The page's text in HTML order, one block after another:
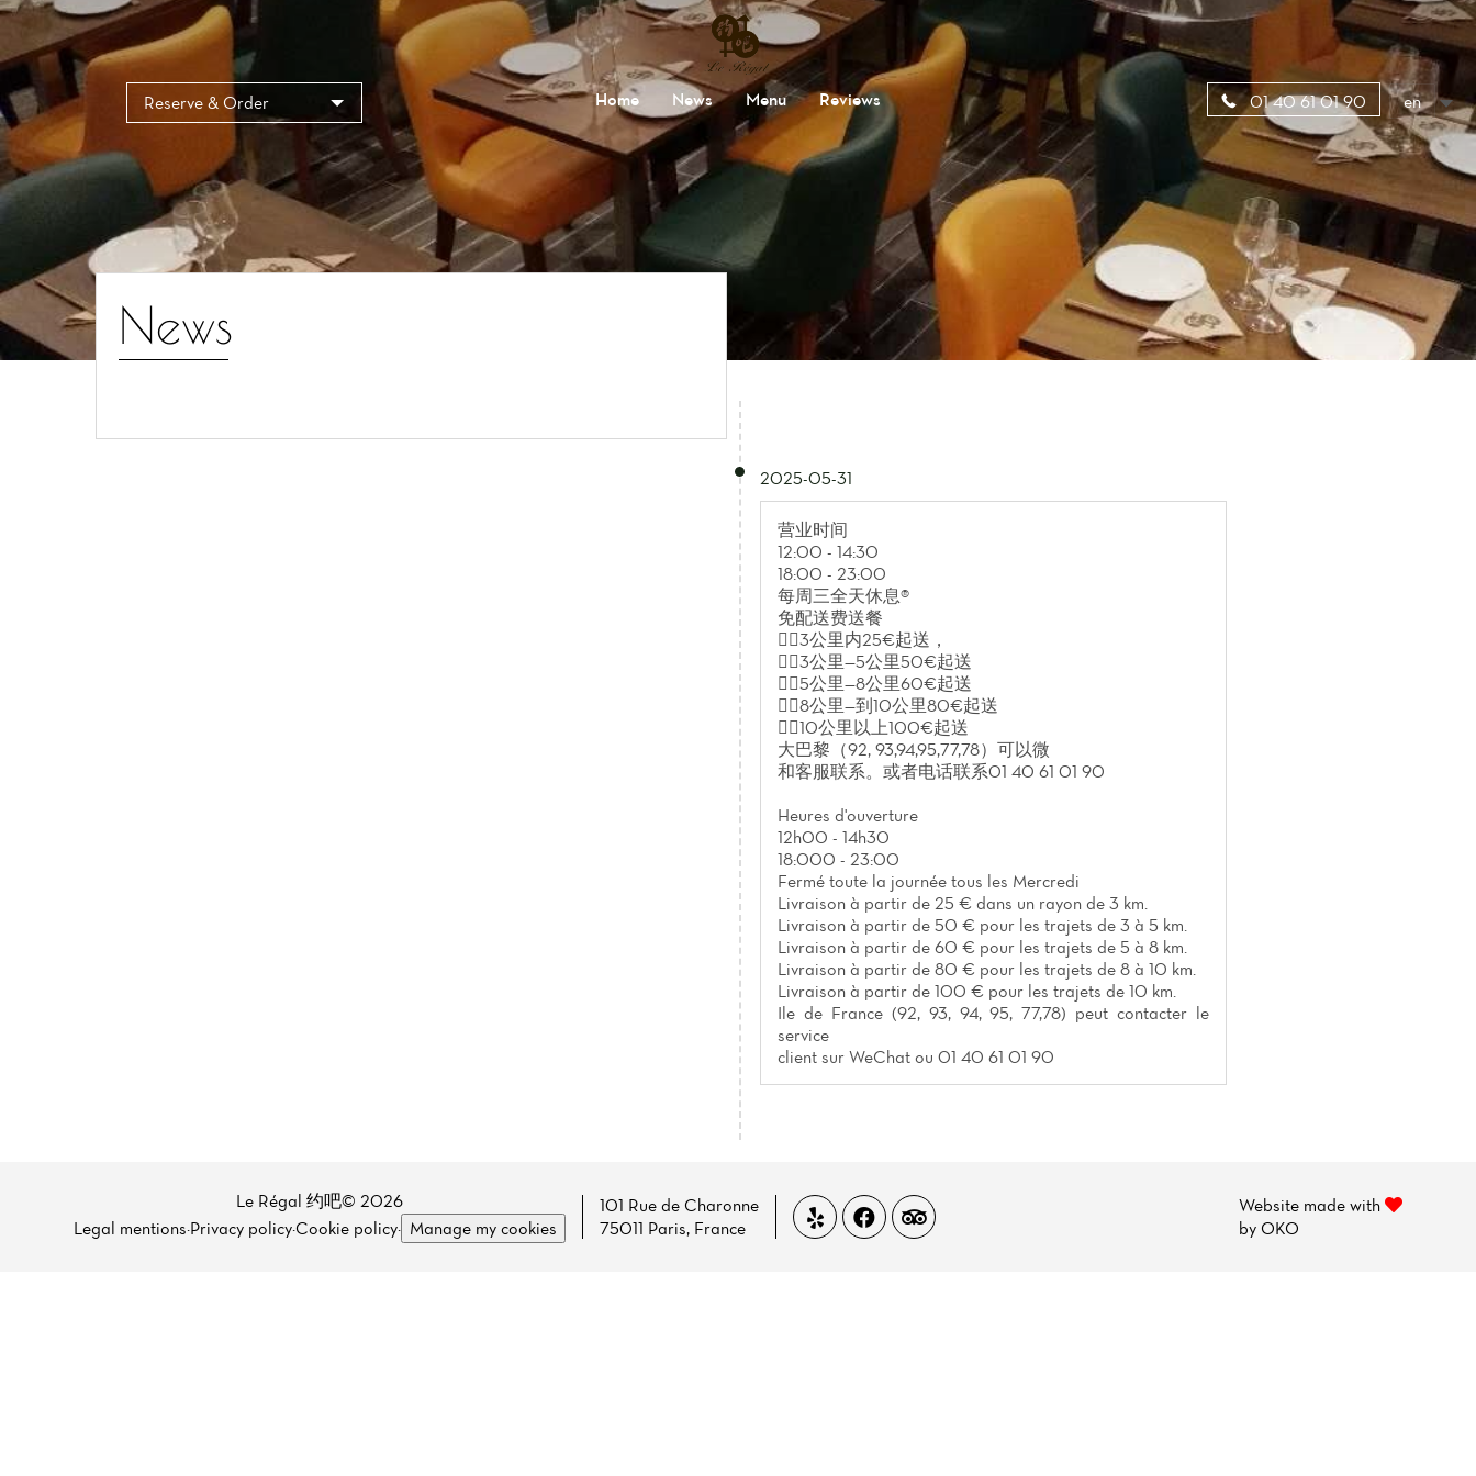
Reserve & Order Home News Menu Reviews 01 40 61 01 90 en
News
2025-05-31
营业时间
12:00 - 14:30
18:00 - 23:00
每周三全天休息®
免配送费送餐
🚴‍♀️3公里内25€起送，
🚴‍♀️3公里—5公里50€起送
🚴‍♀️5公里—8公里60€起送
🚴‍♀️8公里—到10公里80€起送
🚴‍♀️10公里以上100€起送
大巴黎（92, 93,94,95,77,78）可以微
和客服联系。或者电话联系01 40 61 01 90
Heures d'ouverture
12h00 - 14h30
18:000 - 23:00
Fermé toute la journée tous les Mercredi
Livraison à partir de 25 € dans un rayon de 3 km.
Livraison à partir de 50 € pour les trajets de 3 à 5 km.
Livraison à partir de 60 € pour les trajets de 5 à 8 km.
Livraison à partir de 80 € pour les trajets de 8 à 10 km.
Livraison à partir de 100 € pour les trajets de 10 km.
Ile de France (92, 93, 94, 95, 77,78) peut contacter le
service
client sur WeChat ou 01 40 61 01 90
Le Régal 约吧© 2026
Legal mentions·Privacy policy·Cookie policy· Manage my cookies
101 Rue de Charonne
75011 Paris, France
Website made with
by OKO
Cookies management panel